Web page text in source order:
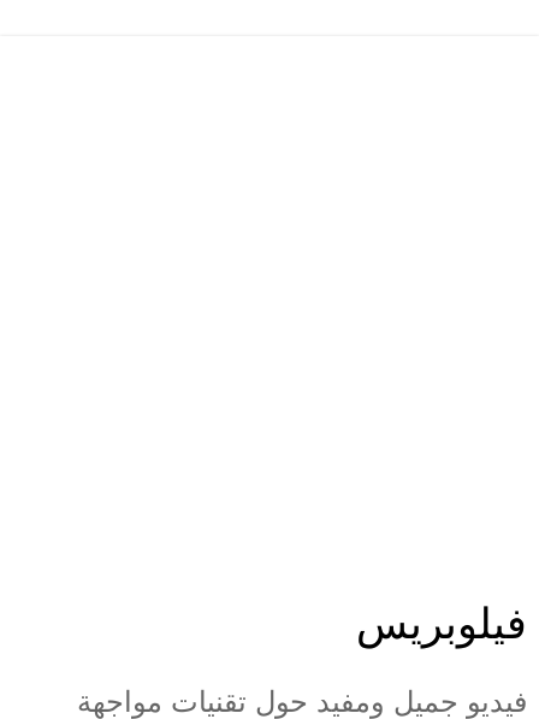
فيلوبريس
فيديو جميل ومفيد حول تقنيات مواجهة